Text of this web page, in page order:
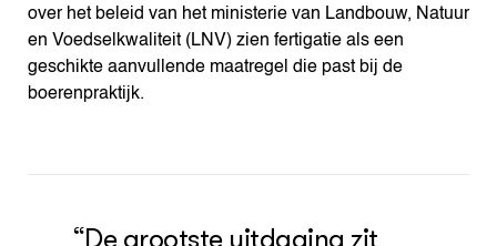
over het beleid van het ministerie van Landbouw, Natuur
en Voedselkwaliteit (LNV) zien fertigatie als een
geschikte aanvullende maatregel die past bij de
boerenpraktijk.
“De grootste uitdaging zit